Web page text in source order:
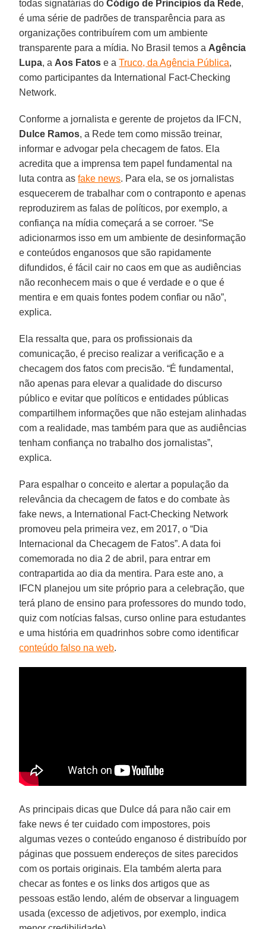
todas signatárias doCódigo de Princípios da Rede,
é uma série de padrões de transparência para as
organizações contribuírem com um ambiente
transparente para a mídia. No Brasil temos a Agência
Lupa, a Aos Fatos e aTruco, da Agência Pública,
como participantes da International Fact-Checking
Network.
Conforme a jornalista e gerente de projetos da IFCN,
Dulce Ramos, a Rede tem como missão treinar,
informar e advogar pela checagem de fatos. Ela
acredita que a imprensa tem papel fundamental na
luta contra asfake news. Para ela, se os jornalistas
esquecerem de trabalhar com o contraponto e apenas
reproduzirem as falas de políticos, por exemplo, a
confiança na mídia começará a se corroer. “Se
adicionarmos isso em um ambiente de desinformação
e conteúdos enganosos que são rapidamente
difundidos, é fácil cair no caos em que as audiências
não reconhecem mais o que é verdade e o que é
mentira e em quais fontes podem confiar ou não”,
explica.
Ela ressalta que, para os profissionais da
comunicação, é preciso realizar a verificação e a
checagem dos fatos com precisão. “É fundamental,
não apenas para elevar a qualidade do discurso
público e evitar que políticos e entidades públicas
compartilhem informações que não estejam alinhadas
com a realidade, mas também para que as audiências
tenham confiança no trabalho dos jornalistas”,
explica.
Para espalhar o conceito e alertar a população da
relevância da checagem de fatos e do combate às
fake news, a International Fact-Checking Network
promoveu pela primeira vez, em 2017, o “Dia
Internacional da Checagem de Fatos”. A data foi
comemorada no dia 2 de abril, para entrar em
contrapartida ao dia da mentira. Para este ano, a
IFCN planejou um site próprio para a celebração, que
terá plano de ensino para professores do mundo todo,
quiz com notícias falsas, curso online para estudantes
e uma história em quadrinhos sobre como identificar
conteúdo falso na web.
As principais dicas que Dulce dá para não cair em
fake news é ter cuidado com impostores, pois
algumas vezes o conteúdo enganoso é distribuído por
páginas que possuem endereços de sites parecidos
com os portais originais. Ela também alerta para
checar as fontes e os links dos artigos que as
pessoas estão lendo, além de observar a linguagem
usada (excesso de adjetivos, por exemplo, indica